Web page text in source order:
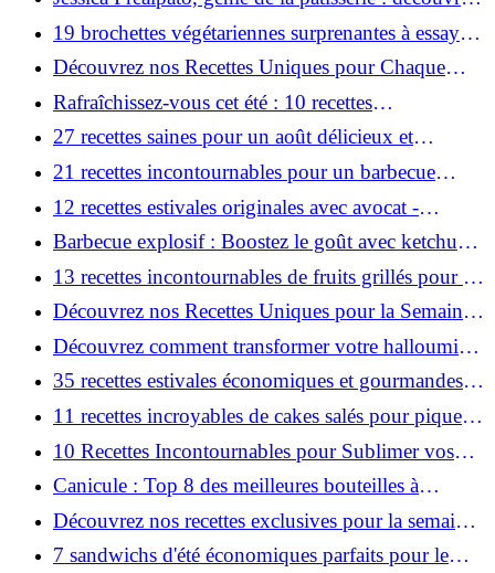
ses créations uniques !
19 brochettes végétariennes surprenantes à essayer
!
Découvrez nos Recettes Uniques pour Chaque
Jour, du 3 au 9 Août!
Rafraîchissez-vous cet été : 10 recettes
incontournables de taboulé !
27 recettes saines pour un août délicieux et
équilibré !
21 recettes incontournables pour un barbecue
réussi !
12 recettes estivales originales avec avocat -
Oubliez l'avocado toast!
Barbecue explosif : Boostez le goût avec ketchup,
mayonnaise et marinades !
13 recettes incontournables de fruits grillés pour un
été savoureux !
Découvrez nos Recettes Uniques pour la Semaine
du 27 Juillet au 2 Août !
Découvrez comment transformer votre halloumi
grillé en un plat exquis !
35 recettes estivales économiques et gourmandes à
base de légumes!
11 recettes incroyables de cakes salés pour pique-
niques inoubliables!
10 Recettes Incontournables pour Sublimer vos
Vacances d'Été !
Canicule : Top 8 des meilleures bouteilles à
savourer !
Découvrez nos recettes exclusives pour la semaine
du 20 au 26 juillet !
7 sandwichs d'été économiques parfaits pour le